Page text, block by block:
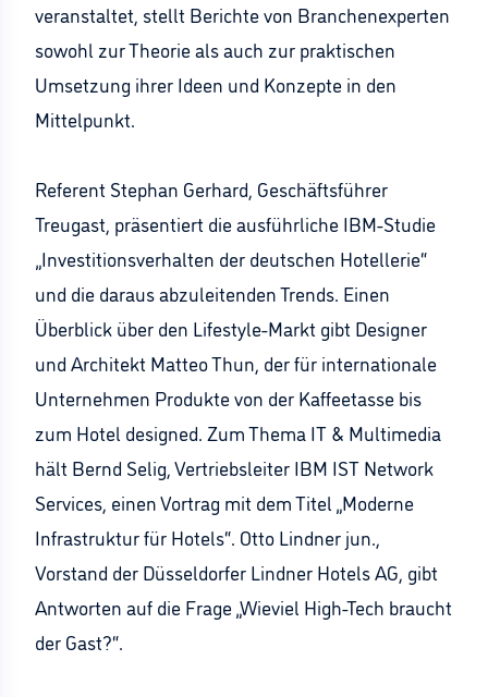
veranstaltet, stellt Berichte von Branchenexperten
sowohl zur Theorie als auch zur praktischen
Umsetzung ihrer Ideen und Konzepte in den
Mittelpunkt.
Referent Stephan Gerhard, Geschäftsführer
Treugast, präsentiert die ausführliche IBM-Studie
„Investitionsverhalten der deutschen Hotellerie“
und die daraus abzuleitenden Trends. Einen
Überblick über den Lifestyle-Markt gibt Designer
und Architekt Matteo Thun, der für internationale
Unternehmen Produkte von der Kaffeetasse bis
zum Hotel designed. Zum Thema IT & Multimedia
hält Bernd Selig, Vertriebsleiter IBM IST Network
Services, einen Vortrag mit dem Titel „Moderne
Infrastruktur für Hotels“. Otto Lindner jun.,
Vorstand der Düsseldorfer Lindner Hotels AG, gibt
Antworten auf die Frage „Wieviel High-Tech braucht
der Gast?“.